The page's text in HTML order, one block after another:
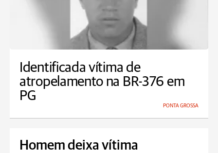
Identificada vítima de
atropelamento na BR-376 em
PG
PONTA GROSSA
Homem deixa vítima